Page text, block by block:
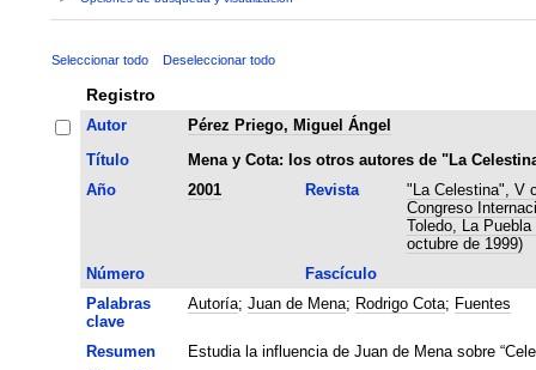
Seleccionar todo Deseleccionar todo
Registro
Autor
Pérez Priego, Miguel Ángel
Título
Mena y Cota: los otros autores de "La
Año
2001 Revista
"La Celestina", V
Congreso
Toledo, La
octubre de 1999)
Número
Fascículo
Palabras
clave
Autoría; Juan de Mena; Rodrigo Cota; Fuentes
Resumen
Estudia la influencia de Juan de Mena sobre